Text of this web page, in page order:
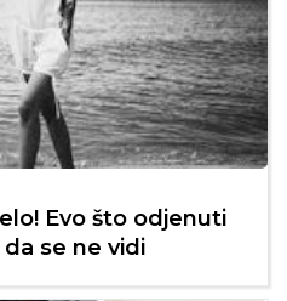
Evo što odjenuti
se ne vidi